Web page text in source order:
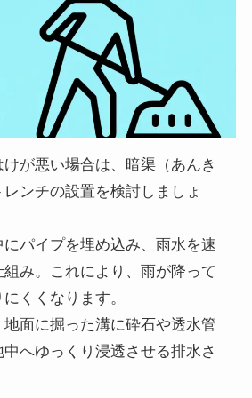
が悪い場合は、暗渠（あんき
ンチの設置を検討しましょ
パイプを埋め込み、雨水を速
み。これにより、雨が降って
くくなります。
面に掘った溝に砕石や透水管
へゆっくり浸透させる排水さ